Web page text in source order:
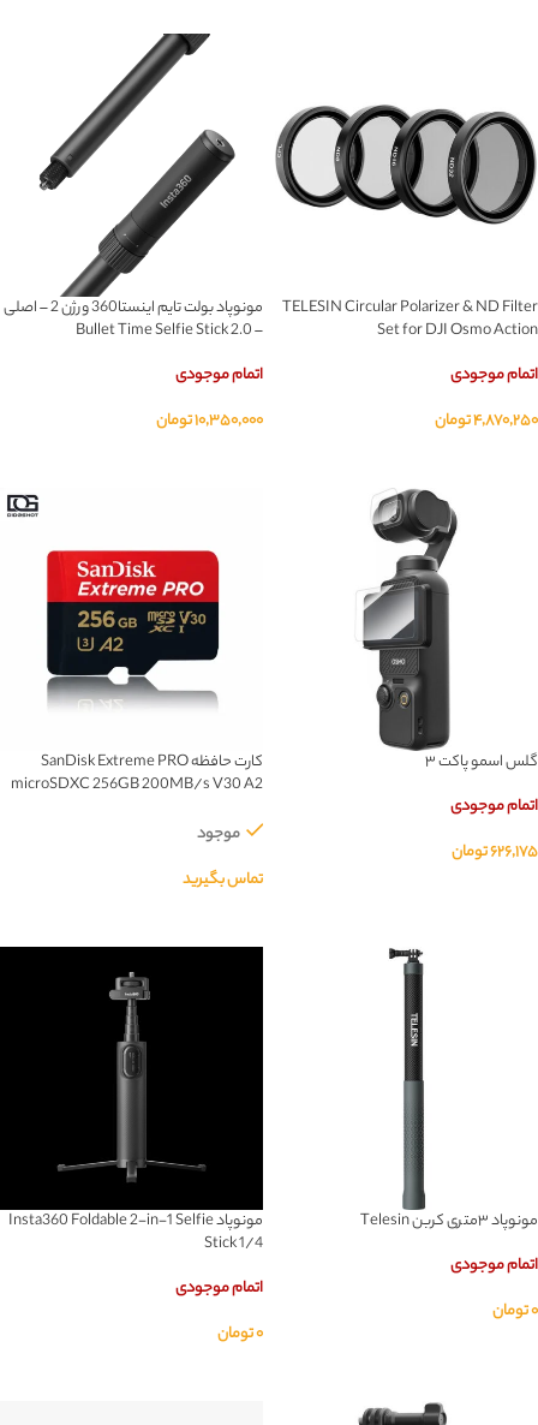
TELESIN Circular Polarizer & ND Filter
Set for DJI Osmo Action
اتمام موجودی
۴,۸۷۰,۲۵۰تومان
مونوپاد بولت تایم اینستا360 ورژن 2 – اصلی
– Bullet Time Selfie Stick 2.0
اتمام موجودی
۱۰,۳۵۰,۰۰۰تومان
گلس اسمو پاکت ۳
اتمام موجودی
۶۲۶,۱۷۵تومان
کارت حافظه SanDisk Extreme PRO
microSDXC 256GB 200MB/s V30 A2
موجود
تماس بگیرید
مونوپاد ۳متری کربن Telesin
اتمام موجودی
۰تومان
مونوپاد Insta360 Foldable 2-in-1 Selfie
Stick 1/4
اتمام موجودی
۰تومان